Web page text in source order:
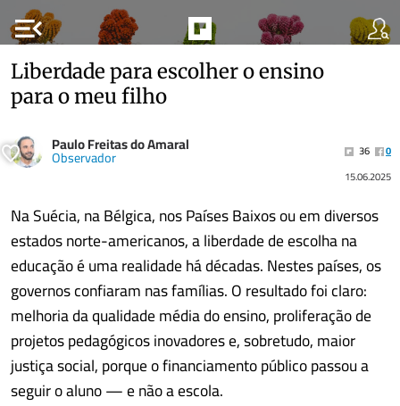
menu_open
Liberdade para escolher o ensino
para o meu filho
Paulo Freitas do Amaral
Observador 36
0
15.06.2025
Na Suécia, na Bélgica, nos Países Baixos ou em diversos
estados norte-americanos, a liberdade de escolha na
educação é uma realidade há décadas. Nestes países, os
governos confiaram nas famílias. O resultado foi claro:
melhoria da qualidade média do ensino, proliferação de
projetos pedagógicos inovadores e, sobretudo, maior
justiça social, porque o financiamento público passou a
seguir o aluno — e não a escola.